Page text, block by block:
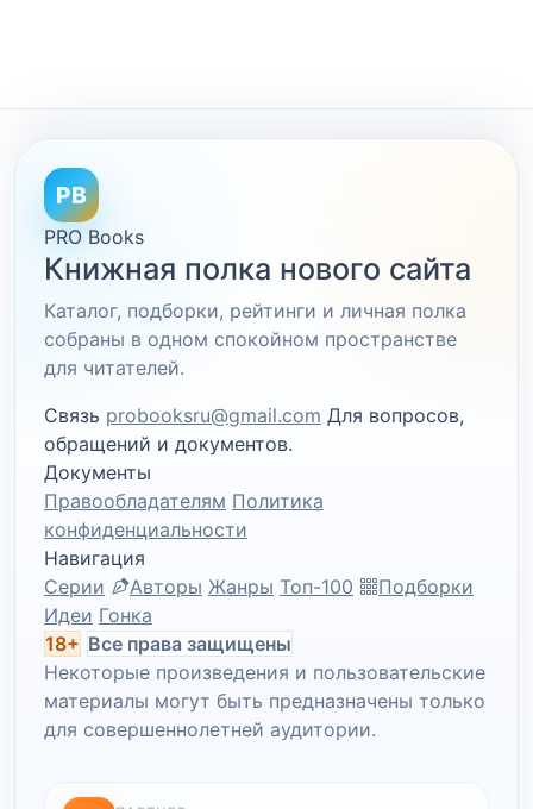
PB
PRO Books
Книжная полка нового сайта
Каталог, подборки, рейтинги и личная полка
собраны в одном спокойном пространстве
для читателей.
Связь probooksru@gmail.com Для вопросов,
обращений и документов.
Документы
Правообладателям Политика
конфиденциальности
Навигация
Серии
Авторы Жанры Топ-100
Подборки
Идеи Гонка
18+ Все права защищены
Некоторые произведения и пользовательские
материалы могут быть предназначены только
для совершеннолетней аудитории.